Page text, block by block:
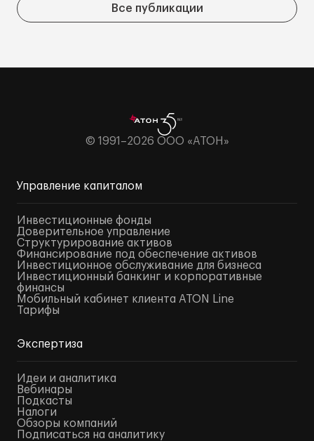
Все публикации
© 1991–2026 ООО «АТОН»
Управление капиталом
Инвестиционные фонды
Доверительное управление
Структурирование активов
Финансирование под обеспечение активов
Инвестиционное обслуживание для бизнеса
Инвестиционный банкинг и корпоративные
финансы
Мобильный кабинет клиента ATON Line
Тарифы
Экспертиза
Идеи и аналитика
Вебинары
Подкасты
Налоги
Обзоры компаний
Подписаться на аналитику